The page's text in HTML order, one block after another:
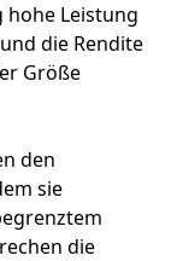
hohe Leistung
die Rendite
Größe
den
sie
die